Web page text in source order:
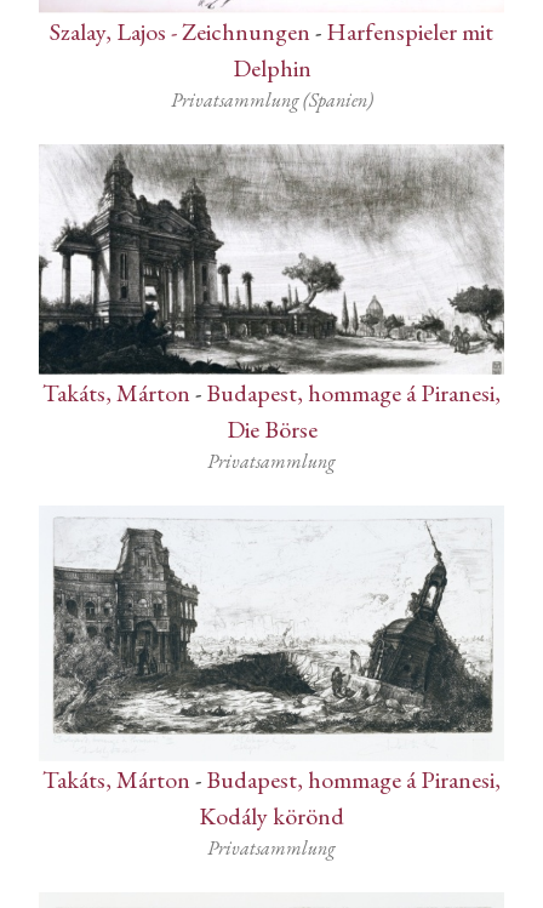
Szalay, Lajos - Zeichnungen-Harfenspieler mit
Delphin
Privatsammlung (Spanien)
Takáts, Márton-Budapest, hommage á Piranesi,
Die Börse
Privatsammlung
Takáts, Márton-Budapest, hommage á Piranesi,
Kodály körönd
Privatsammlung